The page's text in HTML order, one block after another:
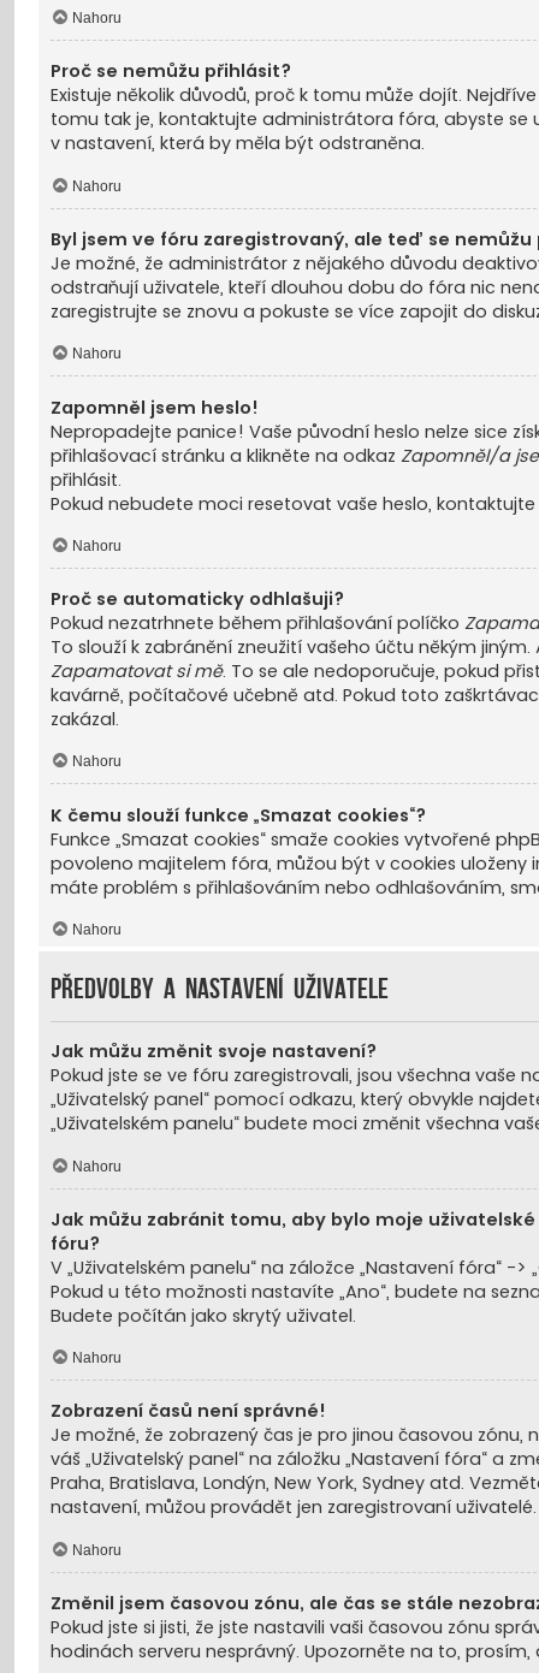
Nahoru
Proč se nemůžu přihlásit?
Existuje několik důvodů, proč k tomu může dojít.
tomu tak je, kontaktujte administrátora fóra, abyste se
v nastavení, která by měla být odstraněna.
Nahoru
Byl jsem ve fóru zaregistrovaný, ale teď se
Je možné, že administrátor z nějakého důvodu
odstraňují uživatele, kteří dlouhou dobu do fóra nic
zaregistrujte se znovu a pokuste se více zapojit do
Nahoru
Zapomněl jsem heslo!
Nepropadejte panice! Vaše původní heslo nelze sice
přihlašovací stránku a klikněte na odkaz Zapomněl/a
přihlásit.
Pokud nebudete moci resetovat vaše heslo,
Nahoru
Proč se automaticky odhlašuji?
Pokud nezatrhnete během přihlašování políčko
To slouží k zabránění zneužití vašeho účtu někým
Zapamatovat si mě. To se ale nedoporučuje, pokud
kavárně, počítačové učebně atd. Pokud toto
zakázal.
Nahoru
K čemu slouží funkce „Smazat cookies“?
Funkce „Smazat cookies“ smaže cookies vytvořené
povoleno majitelem fóra, můžou být v cookies uloženy
máte problém s přihlašováním nebo odhlašováním,
Nahoru
Předvolby a nastavení uživatele
Jak můžu změnit svoje nastavení?
Pokud jste se ve fóru zaregistrovali, jsou všechna vaše
„Uživatelský panel“ pomocí odkazu, který obvykle
„Uživatelském panelu“ budete moci změnit všechna
Nahoru
Jak můžu zabránit tomu, aby bylo moje
fóru?
V „Uživatelském panelu“ na záložce „Nastavení fóra“
Pokud u této možnosti nastavíte „Ano“, budete na
Budete počítán jako skrytý uživatel.
Nahoru
Zobrazení časů není správné!
Je možné, že zobrazený čas je pro jinou časovou
váš „Uživatelský panel“ na záložku „Nastavení fóra“ a
Praha, Bratislava, Londýn, New York, Sydney atd.
nastavení, můžou provádět jen zaregistrovaní
Nahoru
Změnil jsem časovou zónu, ale čas se stále
Pokud jste si jisti, že jste nastavili vaši časovou zónu
hodinách serveru nesprávný. Upozorněte na to,